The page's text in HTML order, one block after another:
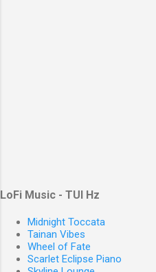
LoFi Music - TUI Hz
Midnight Toccata
Tainan Vibes
Wheel of Fate
Scarlet Eclipse Piano